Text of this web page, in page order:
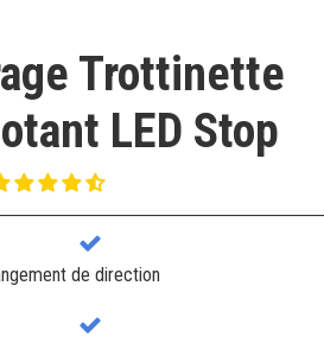
Trottinette
LED Stop
de direction